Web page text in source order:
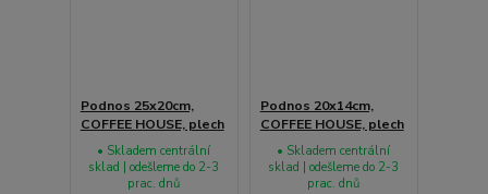
Podnos 25x20cm,
COFFEE HOUSE, plech
• Skladem centrální
sklad | odešleme do 2-3
prac. dnů
Podnos 20x14cm,
COFFEE HOUSE, plech
• Skladem centrální
sklad | odešleme do 2-3
prac. dnů